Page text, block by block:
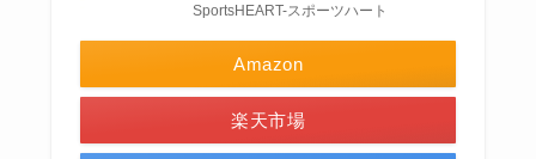
SportsHEART-スポーツハート
Amazon
楽天市場